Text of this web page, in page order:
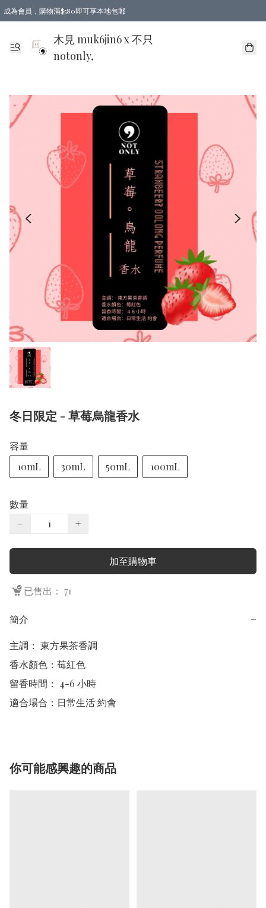
成為會員，購物滿$580即可享本地包郵
亞洲地區買滿$780包郵，歐美地區買滿$980包郵
木見 muk6jin6 x 不只
notonly,
冬日限定 - 草莓烏龍香水
容量
10mL
30mL 50mL 100mL
數量
−
+
加至購物車
已售出： 71
簡介 −
主調： 東方果茶香調
香水顏色：莓紅色
留香時間： 4-6 小時
適合場合：日常生活 約會
你可能感興趣的商品